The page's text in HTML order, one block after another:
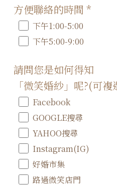
方便聯絡的時間*
下午1:00-5:00
下午5:00-9:00
請問您是如何得知
「微笑婚紗」呢?(可複
Facebook
GOOGLE搜尋
YAHOO搜尋
Instagram(IG)
好婚市集
路過微笑店門